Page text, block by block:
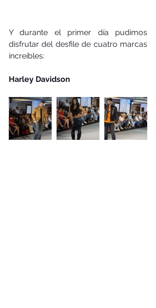
Y durante el primer día pudimos
disfrutar del desfile de cuatro marcas
increíbles:
Harley Davidson